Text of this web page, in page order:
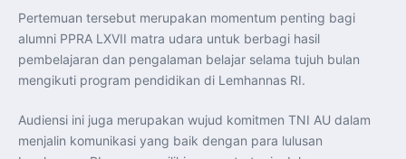
Maritim TNI AL dan Rusia
Latihan DACT di Exercise Pitch Black 2026 Tingkatkan
Kesiapan Tempur Penerbang TNI AU
Menlu Sugiono: “Kekuatan Ekonomi ASEAN-RRT Harus
Menjadi Penopang Stabilitas Kawasan”
ASEAN dan Amerika Serikat Perkuat Kemitraan untuk
Presiden Prabowo Terima Direktur FBI, Indonesia dan AS
Perkuat Kerja Sama Repatriasi Artefak Budaya
Menteri PKP dan Ketua DEN Perkuat Kolaborasi
Pertemuan tersebut merupakan momentum penting bagi
alumni PPRA LXVII matra udara untuk berbagi hasil
pembelajaran dan pengalaman belajar selama tujuh bulan
mengikuti program pendidikan di Lemhannas RI.
Audiensi ini juga merupakan wujud komitmen TNI AU dalam
menjalin komunikasi yang baik dengan para lulusan